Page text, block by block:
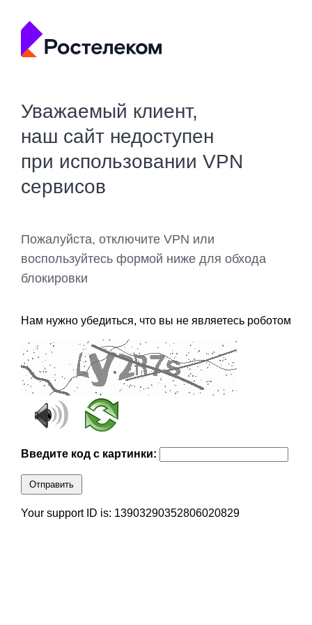
Уважаемый клиент,
наш сайт недоступен
при использовании VPN
сервисов
Пожалуйста, отключите VPN или
воспользуйтесь формой ниже для обхода
блокировки
Нам нужно убедиться, что вы не являетесь роботом
Введите код с картинки:
Отправить
Your support ID is: 13903290352806020829